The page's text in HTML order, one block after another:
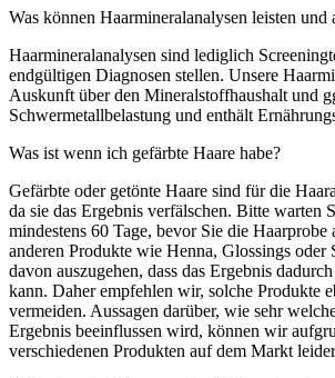
Was können Haarmineralanalysen leisten und
Haarmineralanalysen sind lediglich
endgültigen Diagnosen stellen. Unsere
Auskunft über den Mineralstoffhaushalt und
Schwermetallbelastung und enthält
Was ist wenn ich gefärbte Haare habe?
Gefärbte oder getönte Haare sind für die
da sie das Ergebnis verfälschen. Bitte warten
mindestens 60 Tage, bevor Sie die Haarprobe
anderen Produkte wie Henna, Glossings oder
davon auszugehen, dass das Ergebnis
kann. Daher empfehlen wir, solche Produkte
vermeiden. Aussagen darüber, wie sehr
Ergebnis beeinflussen wird, können wir
verschiedenen Produkten auf dem Markt